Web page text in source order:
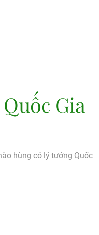
Gia
hùng có lý tưởng Quốc